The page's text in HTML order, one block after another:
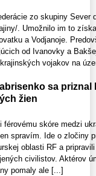
zo skupiny Sever
. Umožnilo im to
a Vodjanoje.
od Ivanovky a
vojakov na
sa priznal
žien
férovému skóre medzi
spravím. Ide o zločiny
oblasti RF a
civilistov. Aktérov
pomaly ale [...]